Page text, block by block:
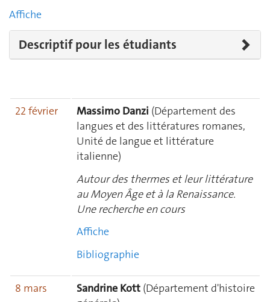
Affiche
Descriptif pour les étudiants
22 février Massimo Danzi (Département des
langues et des littératures romanes,
Unité de langue et littérature
italienne)
Autour des thermes et leur littérature
au Moyen Âge et à la Renaissance.
Une recherche en cours
Affiche
Bibliographie
8 mars Sandrine Kott (Département d'histoire